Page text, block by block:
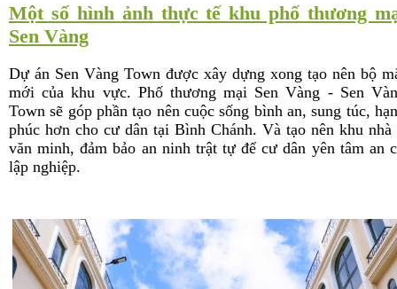
Một số hình ảnh thực tế khu phố thương
Sen Vàng
Dự án Sen Vàng Town được xây dựng xong tạo nên bộ
mới của khu vực. Phố thương mại Sen Vàng - Sen
Town sẽ góp phần tạo nên cuộc sống bình an, sung túc,
phúc hơn cho cư dân tại Bình Chánh. Và tạo nên khu nhà
văn minh, đảm bảo an ninh trật tự để cư dân yên tâm an
lập nghiệp.